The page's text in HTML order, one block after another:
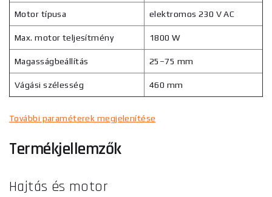
Motor típusa elektromos 230 V AC
Max. motor teljesítmény 1800 W
Magasságbeállítás 25–75 mm
Vágási szélesség 460 mm
További paraméterek megjelenítése
Termékjellemzők
Hajtás és motor